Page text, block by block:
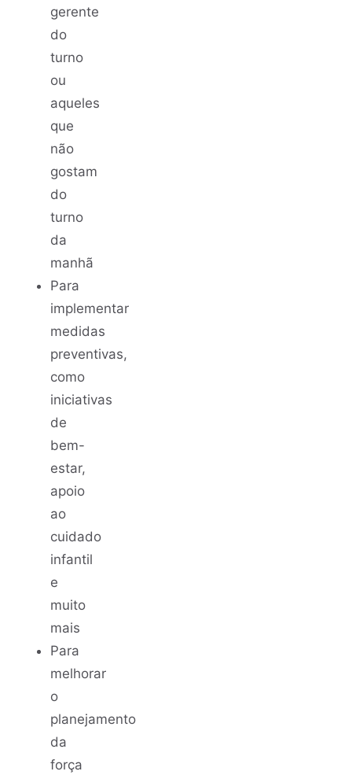
gerente
do
turno
ou
aqueles
que
não
gostam
do
turno
da
manhã
Para
implementar
medidas
preventivas,
como
iniciativas
de
bem-
estar,
apoio
ao
cuidado
infantil
e
muito
mais
Para
melhorar
o
planejamento
da
força